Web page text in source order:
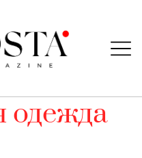
одежда